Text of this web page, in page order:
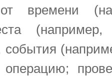
времени
события